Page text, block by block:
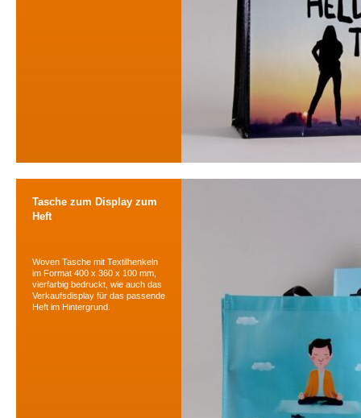
Tasche zum Display zum
Heft
Woven Tasche mit Textilhenkeln
im Format 400 x 360 x 100 mm,
vierfarbig bedruckt, wie auch das
Verkaufsdisplay für das passende
Heft im Hintergrund.